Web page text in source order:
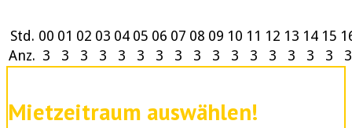
Std. 00 01 02 03 04 05 06 07 08 09 10 11 12 13 14 15
Anz. 3 3 3 3 3 3 3 3 3 3 3 3 3 3 3 3 3
Mietzeitraum auswählen!